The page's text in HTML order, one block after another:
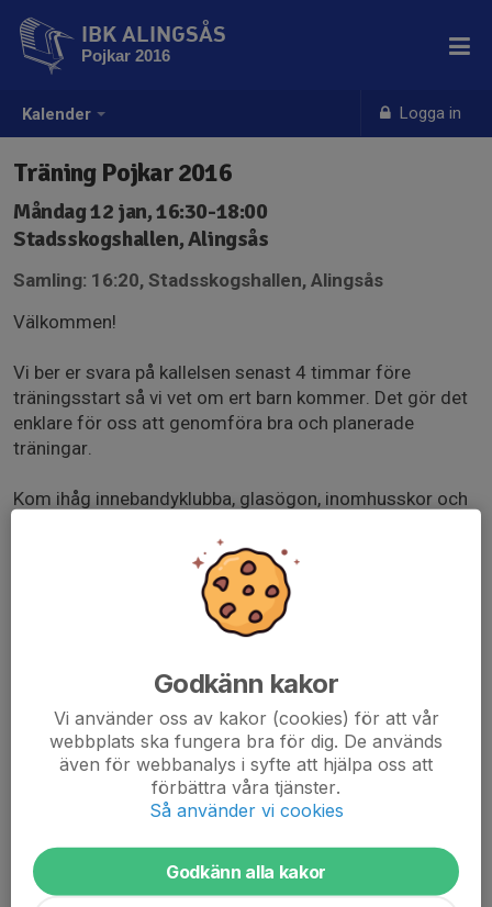
Kalender Logga in
IBK ALINGSÅS
Pojkar 2016
Träning Pojkar 2016
Måndag 12 jan, 16:30-18:00
Stadsskogshallen, Alingsås
Samling: 16:20, Stadsskogshallen, Alingsås
Välkommen!
Vi ber er svara på kallelsen senast 4 timmar före
träningsstart så vi vet om ert barn kommer. Det gör det
enklare för oss att genomföra bra och planerade
träningar.
Kom ihåg innebandyklubba, glasögon, inomhusskor och
Det går utmärkt att lämna barnen själva på träningen. Se
gärna till att era barn fått i sig något innan träningen då
det inte finns tid till detta under träningstiden. Givetvis
Kod till ytterdörren = 2016
Mvh Ledarna
Godkänn kakor
Vi använder oss av kakor (cookies) för att vår
webbplats ska fungera bra för dig. De används
även för webbanalys i syfte att hjälpa oss att
förbättra våra tjänster.
Så använder vi cookies
Godkänn alla kakor